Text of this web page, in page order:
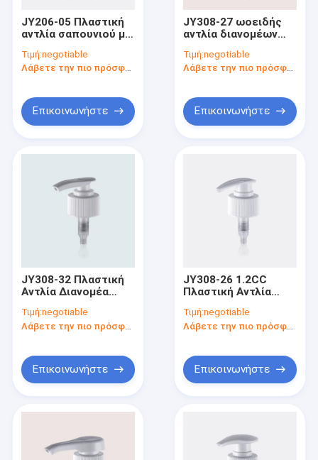
JY206-05 Πλαστική
αντλία σαπουνιού με
υγρού σαπουνιού
Τιμή:negotiable
Λάβετε την πιο πρόσφατη τιμή
Επικοινωνήστε
JY308-27 ωοειδής
αντλία διανομέων
ενεργοποιητών
πλαστική/αντλία
για το μέγεθος
περάτωσης 24mm
και 28mm
Τιμή:negotiable
Λάβετε την πιο πρόσφατη τιμή
Επικοινωνήστε
JY308-32 Πλαστική
Αντλία Διανομέα
Μπλούζες Αντλίας
Σαπουνιού
Τιμή:negotiable
Λάβετε την πιο πρόσφατη τιμή
Επικοινωνήστε
JY308-26 1.2CC
Πλαστική Αντλία
για Λοσιόν σώματος
Τιμή:negotiable
Επικοινωνήστε